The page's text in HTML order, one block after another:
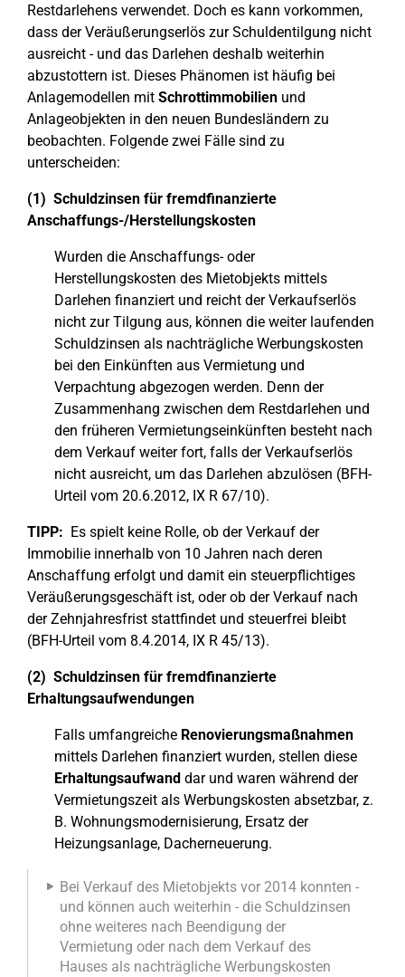
Restdarlehens verwendet. Doch es kann vorkommen,
dass der Veräußerungserlös zur Schuldentilgung nicht
ausreicht - und das Darlehen deshalb weiterhin
abzustottern ist. Dieses Phänomen ist häufig bei
Anlagemodellen mit Schrottimmobilien und
Anlageobjekten in den neuen Bundesländern zu
beobachten. Folgende zwei Fälle sind zu
unterscheiden:
(1) Schuldzinsen für fremdfinanzierte
Anschaffungs-/Herstellungskosten
Wurden die Anschaffungs- oder
Herstellungskosten des Mietobjekts mittels
Darlehen finanziert und reicht der Verkaufserlös
nicht zur Tilgung aus, können die weiter laufenden
Schuldzinsen als nachträgliche Werbungskosten
bei den Einkünften aus Vermietung und
Verpachtung abgezogen werden. Denn der
Zusammenhang zwischen dem Restdarlehen und
den früheren Vermietungseinkünften besteht nach
dem Verkauf weiter fort, falls der Verkaufserlös
nicht ausreicht, um das Darlehen abzulösen (BFH-
Urteil vom 20.6.2012, IX R 67/10).
TIPP: Es spielt keine Rolle, ob der Verkauf der
Immobilie innerhalb von 10 Jahren nach deren
Anschaffung erfolgt und damit ein steuerpflichtiges
Veräußerungsgeschäft ist, oder ob der Verkauf nach
der Zehnjahresfrist stattfindet und steuerfrei bleibt
(BFH-Urteil vom 8.4.2014, IX R 45/13).
(2) Schuldzinsen für fremdfinanzierte
Erhaltungsaufwendungen
Falls umfangreiche Renovierungsmaßnahmen
mittels Darlehen finanziert wurden, stellen diese
Erhaltungsaufwand dar und waren während der
Vermietungszeit als Werbungskosten absetzbar, z.
B. Wohnungsmodernisierung, Ersatz der
Heizungsanlage, Dacherneuerung.
Bei Verkauf des Mietobjekts vor 2014 konnten -
und können auch weiterhin - die Schuldzinsen
ohne weiteres nach Beendigung der
Vermietung oder nach dem Verkauf des
Hauses als nachträgliche Werbungskosten